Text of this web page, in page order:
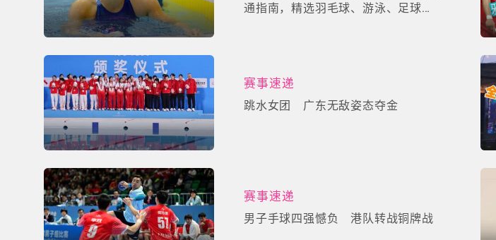
通指南，精选羽毛球、游泳、足球、
赛事速递
跳水女团 广东无敌姿态夺金
赛事速递
男子手球四强憾负 港队转战铜牌战